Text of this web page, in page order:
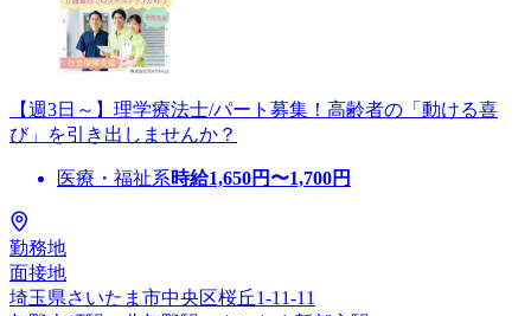
【週3日～】理学療法士/パート募集！高齢者の「動ける喜
び」を引き出しませんか？
医療・福祉系時給1,650円〜1,700円
勤務地
面接地
埼玉県さいたま市中央区桜丘1-11-11